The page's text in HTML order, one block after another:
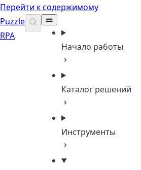
Перейти к содержимому
Puzzle
RPA
Начало работы
Каталог решений
Инструменты